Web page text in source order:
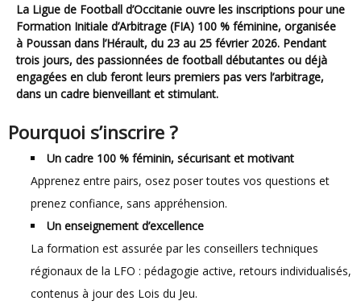
La Ligue de Football d’Occitanie ouvre les inscriptions pour une
Formation Initiale d’Arbitrage (FIA) 100 % féminine, organisée
à Poussan dans l’Hérault, du 23 au 25 février 2026. Pendant
trois jours, des passionnées de football débutantes ou déjà
engagées en club feront leurs premiers pas vers l’arbitrage,
dans un cadre bienveillant et stimulant.
Pourquoi s’inscrire ?
Un cadre 100 % féminin, sécurisant et motivant
Apprenez entre pairs, osez poser toutes vos questions et
prenez confiance, sans appréhension.
Un enseignement d’excellence
La formation est assurée par les conseillers techniques
régionaux de la LFO : pédagogie active, retours individualisés,
contenus à jour des Lois du Jeu.